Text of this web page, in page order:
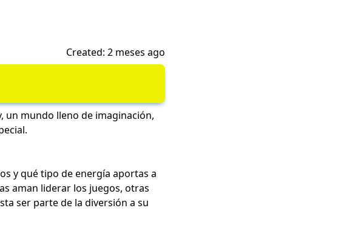
Created: 2 meses ago
un mundo lleno de imaginación,
y qué tipo deenergía aportas a
aman liderar los juegos, otras
ser parte de la diversión a su